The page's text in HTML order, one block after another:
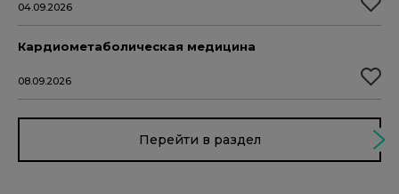
04.09.2026
Кардиометаболическая медицина
08.09.2026
Перейти в раздел